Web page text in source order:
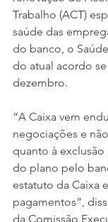
Trabalho (ACT)
saúde das
do banco, o
do atual acordo
dezembro.
“A Caixa vem
negociações e
quanto à
do plano pelo
estatuto da Caixa
pagamentos”,
da Comissão